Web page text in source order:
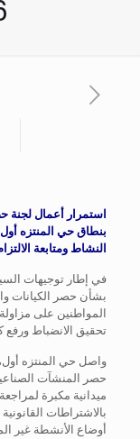
استمرار أعمال لجنة
بنطاق حي المنتزه
النشاط ومتابعة
في إطار توجيهات
بشأن حصر الكيانات
المواطنين على
تحقيق الانضباط ورفع
واصل حي المنتزه
حصر المنشآت
ميدانية مكبرة
بالاشتراطات
أوضاع الأنشطة غير